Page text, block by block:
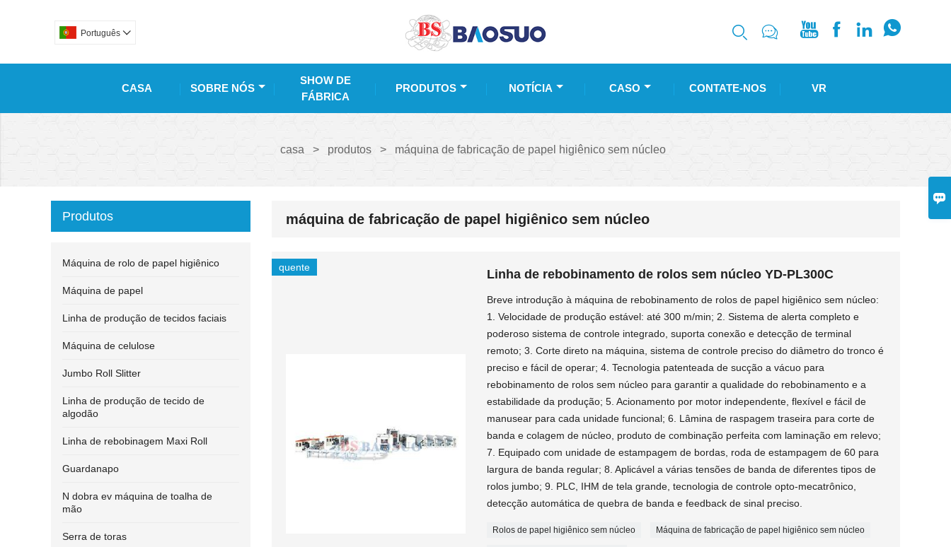

Português       
CASA SOBRE NÓS
SHOW DE
FÁBRICA
PRODUTOS NOTÍCIA CASO CONTATE-NOS VR
casa > produtos > máquina de fabricação de papel higiênico sem núcleo
máquina de fabricação de papel higiênico sem núcleo
quente Linha de rebobinamento de rolos sem núcleo YD-PL300C
Breve introdução à máquina de rebobinamento de rolos de papel higiênico sem núcleo:
1. Velocidade de produção estável: até 300 m/min; 2. Sistema de alerta completo e
poderoso sistema de controle integrado, suporta conexão e detecção de terminal
remoto; 3. Corte direto na máquina, sistema de controle preciso do diâmetro do tronco é
preciso e fácil de operar; 4. Tecnologia patenteada de sucção a vácuo para
rebobinamento de rolos sem núcleo para garantir a qualidade do rebobinamento e a
estabilidade da produção; 5. Acionamento por motor independente, flexível e fácil de
manusear para cada unidade funcional; 6. Lâmina de raspagem traseira para corte de
banda e colagem de núcleo, produto de combinação perfeita com laminação em relevo;
7. Equipado com unidade de estampagem de bordas, roda de estampagem de 60 para
largura de banda regular; 8. Aplicável a várias tensões de banda de diferentes tipos de
rolos jumbo; 9. PLC, IHM de tela grande, tecnologia de controle opto-mecatrônico,
detecção automática de quebra de banda e feedback de sinal preciso.
Rolos de papel higiênico sem núcleo Máquina de fabricação de papel higiênico sem núcleo
Produtos
Máquina de rolo de papel higiênico
Máquina de papel
Linha de produção de tecidos faciais
Máquina de celulose
Jumbo Roll Slitter
Linha de produção de tecido de
algodão
Linha de rebobinagem Maxi Roll
Guardanapo
N dobra ev máquina de toalha de
mão
Serra de toras